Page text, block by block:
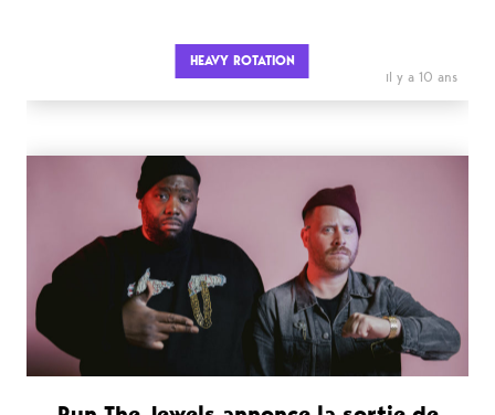
HEAVY ROTATION
il y a 10 ans